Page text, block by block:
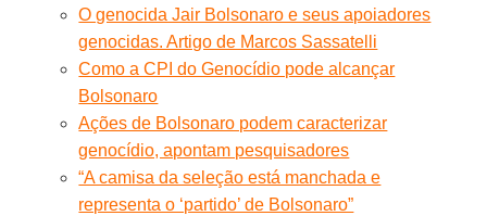
O genocida Jair Bolsonaro e seus apoiadores
genocidas. Artigo de Marcos Sassatelli
Como a CPI do Genocídio pode alcançar
Bolsonaro
Ações de Bolsonaro podem caracterizar
genocídio, apontam pesquisadores
“A camisa da seleção está manchada e
representa o ‘partido’ de Bolsonaro”